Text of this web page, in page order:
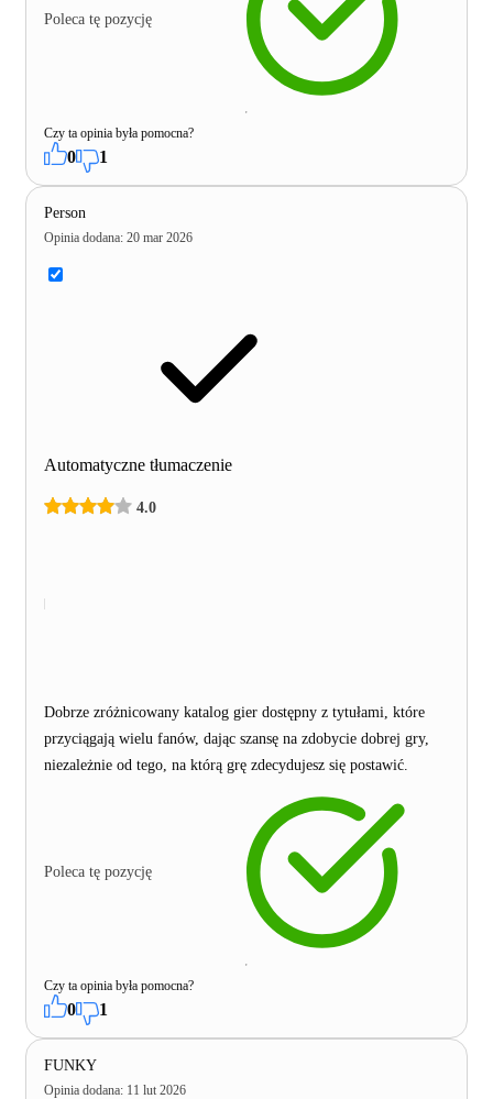
Poleca tę pozycję
Czy ta opinia była pomocna?
0 1
Person
Opinia dodana: 20 mar 2026
Automatyczne tłumaczenie
4.0
Dobrze zróżnicowany katalog gier dostępny z tytułami, które
przyciągają wielu fanów, dając szansę na zdobycie dobrej gry,
niezależnie od tego, na którą grę zdecydujesz się postawić.
Poleca tę pozycję
Czy ta opinia była pomocna?
0 1
FUNKY
Opinia dodana: 11 lut 2026